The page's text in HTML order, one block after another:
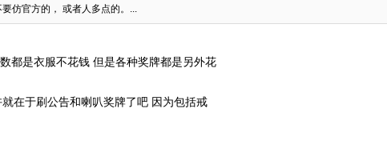
仿官方的， 或者人多点的。...
都是衣服不花钱 但是各种奖牌都是另外花
在于刷公告和喇叭奖牌了吧 因为包括戒